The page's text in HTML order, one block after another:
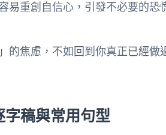
易重創自信心，引發不必要的
的焦慮，不如回到你真正已經做
稿與常用句型